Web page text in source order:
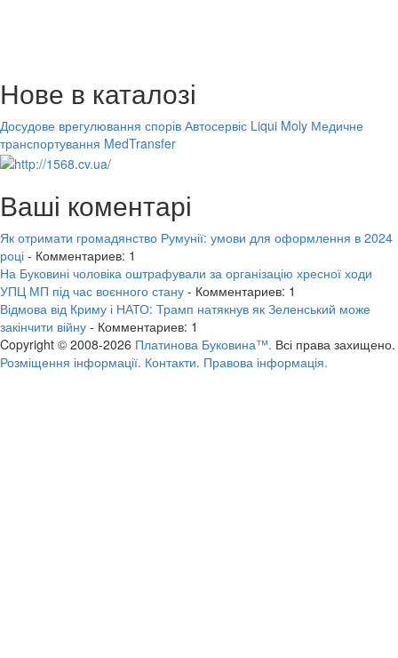
Нове в каталозі
Досудове врегулювання спорів Автосервіс Liqui Moly Медичне
транспортування MedTransfer
Ваші коментарі
Як отримати громадянство Румунії: умови для оформлення в 2024
році - Комментариев: 1
На Буковині чоловіка оштрафували за організацію хресної ходи
УПЦ МП під час воєнного стану - Комментариев: 1
Відмова від Криму і НАТО: Трамп натякнув як Зеленський може
закінчити війну - Комментариев: 1
Copyright © 2008-2026 Платинова Буковина™. Всі права захищено.
Розміщення інформації. Контакти. Правова інформація.